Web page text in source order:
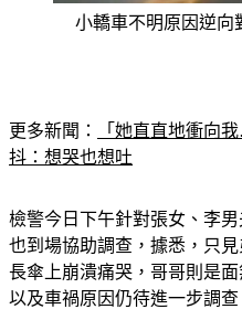
小轎車不明原因逆向
更多新聞：
「她直直地衝向
抖：想哭也想吐
檢警今日下午針對張女、李
也到場協助調查，據悉，只
長傘上崩潰痛哭，哥哥則是
以及車禍原因仍待進一步調查